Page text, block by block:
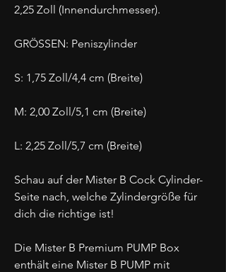
2,25 Zoll (Innendurchmesser).
GRÖSSEN: Peniszylinder
S: 1,75 Zoll/4,4 cm (Breite)
M: 2,00 Zoll/5,1 cm (Breite)
L: 2,25 Zoll/5,7 cm (Breite)
Schau auf der Mister B Cock Cylinder-
Seite nach, welche Zylindergröße für
dich die richtige ist!
Die Mister B Premium PUMP Box
enthält eine Mister B PUMP mit